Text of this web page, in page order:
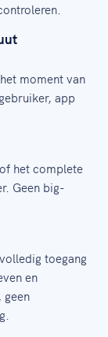
moment van
app
het complete
Geen big-
toegang
en
geen